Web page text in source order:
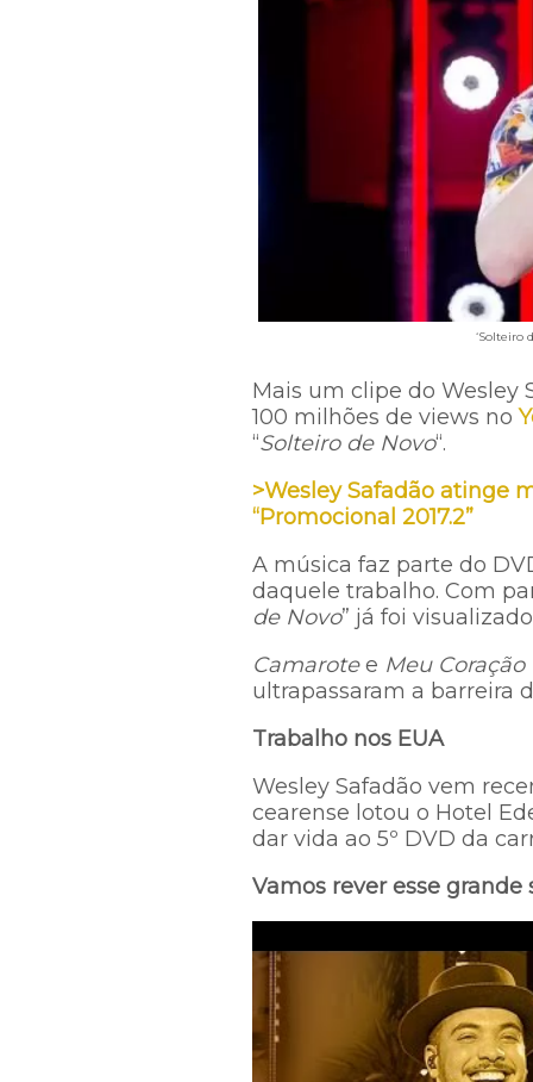
‘Solteiro
Mais um clipe do Wesley
100 milhões de views no
“Solteiro de Novo“.
>Wesley Safadão atinge
“Promocional 2017.2”
A música faz parte do
daquele trabalho. Com
de Novo” já foi
Camarotee Meu Coração
ultrapassaram a barreira
Trabalho nos EUA
Wesley Safadão vem
cearense lotou o Hotel
dar vida ao 5º DVD da
Vamos rever esse grande